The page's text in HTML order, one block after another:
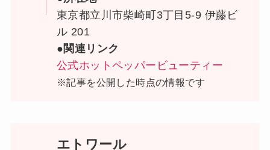
東京都立川市柴崎町3丁目5-9 伊藤ビ
ル 201
●関連リンク
公式ホットペッパービューティー
※記事を公開した時点の情報です
エトワール